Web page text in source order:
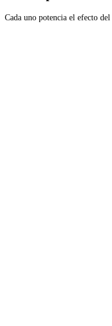
Cada uno potencia el efecto